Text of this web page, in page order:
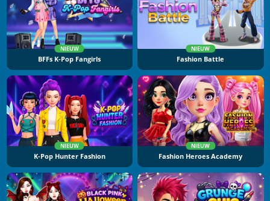
NIEUW
BFFs K-Pop Fangirls
NIEUW
Fashion Battle
NIEUW
K-Pop Hunter Fashion
NIEUW
Fashion Heroes Academy